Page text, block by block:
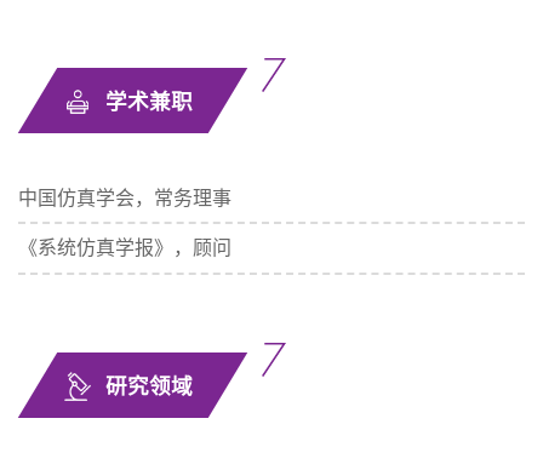
学术兼职
中国仿真学会，常务理事
《系统仿真学报》，顾问
研究领域